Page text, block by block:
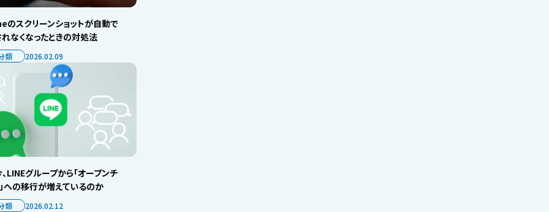
のスクリーンショットが自動で
なくなったときの対処法
類 2026.02.09
LINEグループから「オープンチ
への移行が増えているのか
類 2026.02.12